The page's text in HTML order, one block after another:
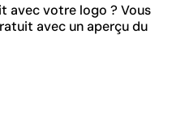
avec votre logo ? Vous
avec un aperçu du